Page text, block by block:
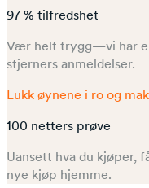
97 % tilfredshet
Vær helt trygg—vi har
stjerners anmeldelser.
Lukk øynene i ro og mak
100 netters prøve
Uansett hva du kjøper,
nye kjøp hjemme.